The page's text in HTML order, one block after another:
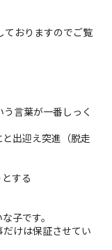
ておりますのでご覧
言葉が一番しっく
出迎え突進（脱走
する
子です。
けは保証させてい